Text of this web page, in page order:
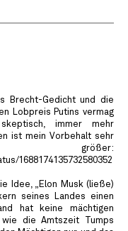
Brecht-Gedicht und die
Lobpreis Putins vermag
immer mehr
ist mein Vorbehalt sehr
1688174135732580352
Idee, „Elon Musk (ließe)
seines Landes einen
hat keine mächtigen
wie die Amtszeit Tumps